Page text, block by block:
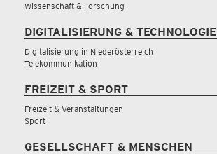
Wissenschaft & Forschung
DIGITALISIERUNG & TECHNOLOGIE
Digitalisierung in Niederösterreich
Telekommunikation
FREIZEIT & SPORT
Freizeit & Veranstaltungen
Sport
GESELLSCHAFT & MENSCHEN